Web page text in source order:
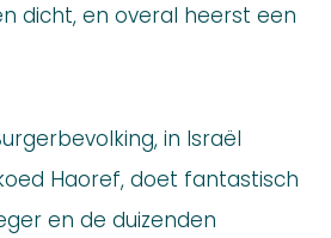
dicht, en overal heerst een
in Israël
Haoref, doet fantastisch
en de duizenden